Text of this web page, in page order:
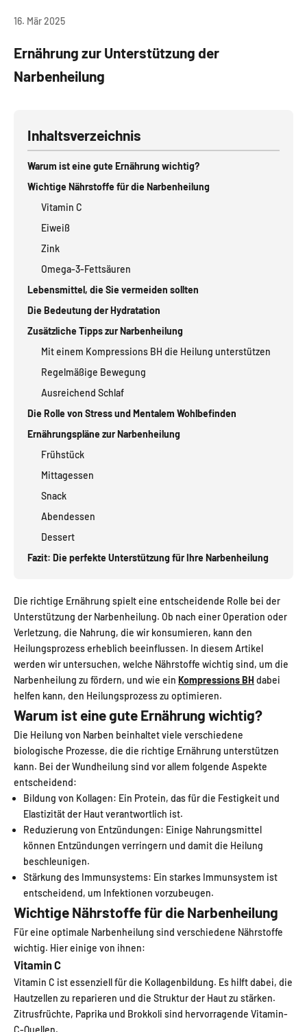
16. Mär 2025
Ernährung zur Unterstützung der
Narbenheilung
Inhaltsverzeichnis
Warum ist eine gute Ernährung wichtig?
Wichtige Nährstoffe für die Narbenheilung
Vitamin C
Eiweiß
Zink
Omega-3-Fettsäuren
Lebensmittel, die Sie vermeiden sollten
Die Bedeutung der Hydratation
Zusätzliche Tipps zur Narbenheilung
Mit einem Kompressions BH die Heilung unterstützen
Regelmäßige Bewegung
Ausreichend Schlaf
Die Rolle von Stress und Mentalem Wohlbefinden
Ernährungspläne zur Narbenheilung
Frühstück
Mittagessen
Snack
Abendessen
Dessert
Fazit: Die perfekte Unterstützung für Ihre Narbenheilung
Die richtige Ernährung spielt eine entscheidende Rolle bei der
Unterstützung der Narbenheilung. Ob nach einer Operation oder
Verletzung, die Nahrung, die wir konsumieren, kann den
Heilungsprozess erheblich beeinflussen. In diesem Artikel
werden wir untersuchen, welche Nährstoffe wichtig sind, um die
Narbenheilung zu fördern, und wie ein Kompressions BH dabei
helfen kann, den Heilungsprozess zu optimieren.
Warum ist eine gute Ernährung wichtig?
Die Heilung von Narben beinhaltet viele verschiedene
biologische Prozesse, die die richtige Ernährung unterstützen
kann. Bei der Wundheilung sind vor allem folgende Aspekte
entscheidend:
Bildung von Kollagen: Ein Protein, das für die Festigkeit und
Elastizität der Haut verantwortlich ist.
Reduzierung von Entzündungen: Einige Nahrungsmittel
können Entzündungen verringern und damit die Heilung
beschleunigen.
Stärkung des Immunsystems: Ein starkes Immunsystem ist
entscheidend, um Infektionen vorzubeugen.
Wichtige Nährstoffe für die Narbenheilung
Für eine optimale Narbenheilung sind verschiedene Nährstoffe
wichtig. Hier einige von ihnen:
Vitamin C
Vitamin C ist essenziell für die Kollagenbildung. Es hilft dabei, die
Hautzellen zu reparieren und die Struktur der Haut zu stärken.
Zitrusfrüchte, Paprika und Brokkoli sind hervorragende Vitamin-